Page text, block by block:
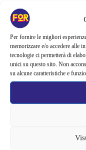
Per fornire le migliori
memorizzare e/o accedere alle
tecnologie ci permetterà di
unici su questo sito. Non
su alcune caratteristiche e
nuovo survival horror: